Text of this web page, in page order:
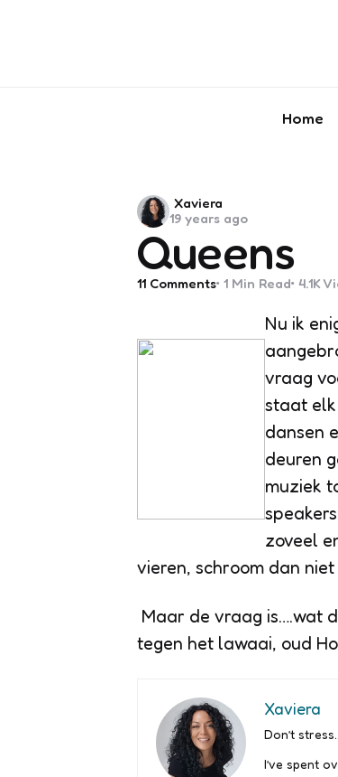
Home
Queens
Posted
by
Xaviera
19 years ago
11 Comments 1 Min Read 4.1K
Nu ik
vraag
staat elk
dansen
deuren
muziek
zoveel
vieren, schroom dan
Maar de vraag is….wat
tegen het lawaai, oud
Xaviera
Don’t
I’ve spent